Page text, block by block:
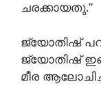
ചരക്കായതു.”
ജ്യോതിഷ്
ജ്യോതിഷ്
മീര